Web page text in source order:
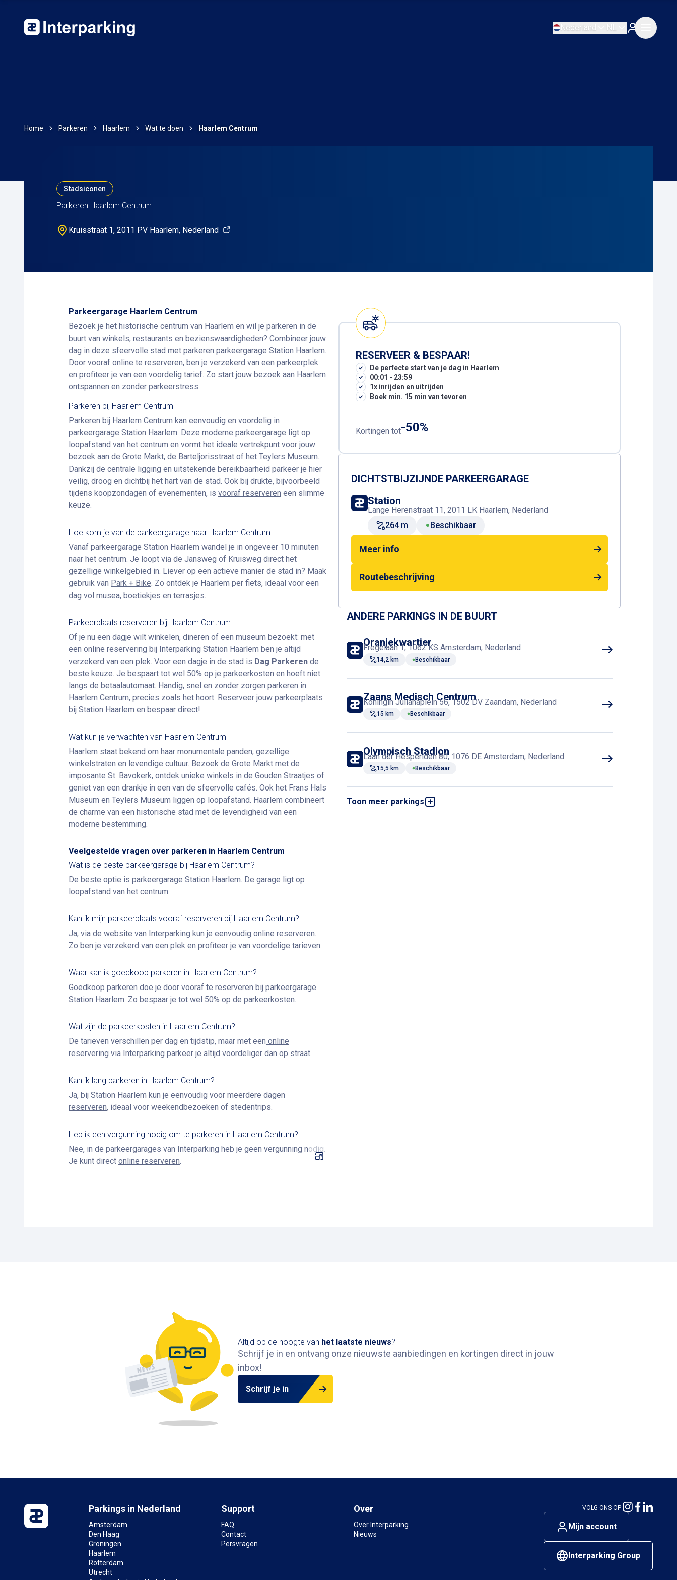
Nederland NL
Home Parkeren Haarlem Wat te doen Haarlem Centrum
Stadsiconen
Parkeren Haarlem Centrum
Kruisstraat 1, 2011 PV Haarlem, Nederland
Parkeergarage Haarlem Centrum
Bezoek je het historische centrum van Haarlem en wil je parkeren in de
buurt van winkels, restaurants en bezienswaardigheden? Combineer jouw
dag in deze sfeervolle stad met parkeren parkeergarage Station Haarlem.
Door vooraf online te reserveren, ben je verzekerd van een parkeerplek
en profiteer je van een voordelig tarief. Zo start jouw bezoek aan Haarlem
ontspannen en zonder parkeerstress.
Parkeren bij Haarlem Centrum
Parkeren bij Haarlem Centrum kan eenvoudig en voordelig in
parkeergarage Station Haarlem. Deze moderne parkeergarage ligt op
loopafstand van het centrum en vormt het ideale vertrekpunt voor jouw
bezoek aan de Grote Markt, de Barteljorisstraat of het Teylers Museum.
Dankzij de centrale ligging en uitstekende bereikbaarheid parkeer je hier
veilig, droog en dichtbij het hart van de stad. Ook bij drukte, bijvoorbeeld
tijdens koopzondagen of evenementen, is vooraf reserveren een slimme
keuze.
Hoe kom je van de parkeergarage naar Haarlem Centrum
Vanaf parkeergarage Station Haarlem wandel je in ongeveer 10 minuten
naar het centrum. Je loopt via de Jansweg of Kruisweg direct het
gezellige winkelgebied in. Liever op een actieve manier de stad in? Maak
gebruik van Park + Bike. Zo ontdek je Haarlem per fiets, ideaal voor een
dag vol musea, boetiekjes en terrasjes.
Parkeerplaats reserveren bij Haarlem Centrum
Of je nu een dagje wilt winkelen, dineren of een museum bezoekt: met
een online reservering bij Interparking Station Haarlem ben je altijd
verzekerd van een plek. Voor een dagje in de stad is Dag Parkeren de
beste keuze. Je bespaart tot wel 50% op je parkeerkosten en hoeft niet
langs de betaalautomaat. Handig, snel en zonder zorgen parkeren in
Haarlem Centrum, precies zoals het hoort. Reserveer jouw parkeerplaats
bij Station Haarlem en bespaar direct!
Wat kun je verwachten van Haarlem Centrum
Haarlem staat bekend om haar monumentale panden, gezellige
winkelstraten en levendige cultuur. Bezoek de Grote Markt met de
imposante St. Bavokerk, ontdek unieke winkels in de Gouden Straatjes of
geniet van een drankje in een van de sfeervolle cafés. Ook het Frans Hals
Museum en Teylers Museum liggen op loopafstand. Haarlem combineert
de charme van een historische stad met de levendigheid van een
moderne bestemming.
Veelgestelde vragen over parkeren in Haarlem Centrum
Wat is de beste parkeergarage bij Haarlem Centrum?
De beste optie is parkeergarage Station Haarlem. De garage ligt op
loopafstand van het centrum.
Kan ik mijn parkeerplaats vooraf reserveren bij Haarlem Centrum?
Ja, via de website van Interparking kun je eenvoudig online reserveren.
Zo ben je verzekerd van een plek en profiteer je van voordelige tarieven.
Waar kan ik goedkoop parkeren in Haarlem Centrum?
Goedkoop parkeren doe je door vooraf te reserveren bij parkeergarage
Station Haarlem. Zo bespaar je tot wel 50% op de parkeerkosten.
Wat zijn de parkeerkosten in Haarlem Centrum?
De tarieven verschillen per dag en tijdstip, maar met een online
reservering via Interparking parkeer je altijd voordeliger dan op straat.
Kan ik lang parkeren in Haarlem Centrum?
Ja, bij Station Haarlem kun je eenvoudig voor meerdere dagen
reserveren, ideaal voor weekendbezoeken of stedentrips.
Heb ik een vergunning nodig om te parkeren in Haarlem Centrum?
Nee, in de parkeergarages van Interparking heb je geen vergunning nodig.
Je kunt direct online reserveren.
RESERVEER & BESPAAR!
De perfecte start van je dag in Haarlem
00:01 - 23:59
1x inrijden en uitrijden
Boek min. 15 min van tevoren
Kortingen tot-50%
DICHTSTBIJZIJNDE PARKEERGARAGE
Station
Lange Herenstraat 11, 2011 LK Haarlem, Nederland
264 m
Beschikbaar
Meer info
Routebeschrijving
ANDERE PARKINGS IN DE BUURT
Oranjekwartier
Fregelaan 1, 1062 KS Amsterdam, Nederland
14,2 km Beschikbaar
Zaans Medisch Centrum
Koningin Julianaplein 56, 1502 DV Zaandam, Nederland
15 km Beschikbaar
Olympisch Stadion
Laan der Hesperiden 80, 1076 DE Amsterdam, Nederland
15,5 km Beschikbaar
Toon meer parkings
The Edge
Altijd op de hoogte van het laatste nieuws?
Schrijf je in en ontvang onze nieuwste aanbiedingen en kortingen direct in jouw
inbox!
Schrijf je in
Parkings in Nederland
Amsterdam
Den Haag
Groningen
Haarlem
Rotterdam
Utrecht
Support
FAQ
Contact
Persvragen
Over
Over Interparking
Nieuws
VOLG ONS OP:
Mijn account
Interparking Group